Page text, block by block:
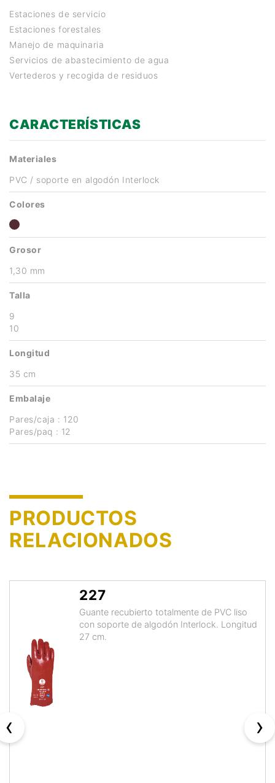
Estaciones de servicio
Estaciones forestales
Manejo de maquinaria
Servicios de abastecimiento de agua
Vertederos y recogida de residuos
CARACTERÍSTICAS
Materiales
PVC / soporte en algodón Interlock
Colores
Grosor
1,30 mm
Talla
9
10
Longitud
35 cm
Embalaje
Pares/caja : 120
Pares/paq : 12
PRODUCTOS
RELACIONADOS
227
Guante recubierto totalmente de PVC liso
con soporte de algodón Interlock. Longitud
27 cm.
‹ ›